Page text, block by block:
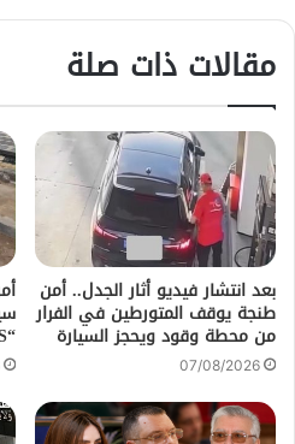
مقالات ذات صلة
بعد انتشار فيديو أثار الجدل.. أمن
طنجة يوقف المتورطين في الفرار
من محطة وقود ويحجز السيارة
07/08/2026
“GPS” الخاص بها